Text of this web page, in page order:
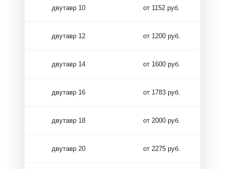
двутавр 10 от 1152 руб.
двутавр 12 от 1200 руб.
двутавр 14 от 1600 руб.
двутавр 16 от 1783 руб.
двутавр 18 от 2000 руб.
двутавр 20 от 2275 руб.